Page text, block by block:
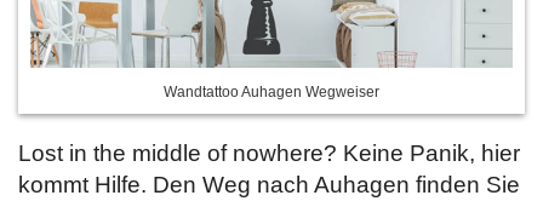
Wandtattoo Auhagen Wegweiser
Lost in the middle of nowhere? Keine Panik, hier
kommt Hilfe. Den Weg nach Auhagen finden Sie